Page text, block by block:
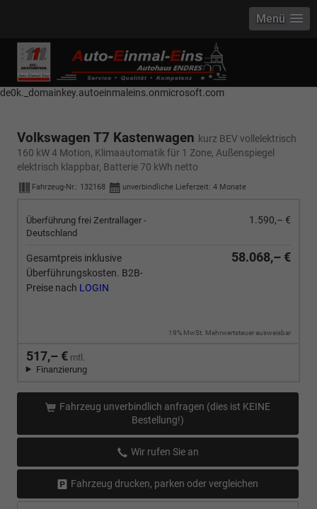
------------ Host Name : selector1._domainkey Points to address or value:
selector1-aee-de0k._domainkey.autoeinmaleins.onmicrosoft.com Host
Name : selector2._domainkey Points to address or value: selector2-aee-
de0k._domainkey.autoeinmaleins.onmicrosoft.com
Menü
Volkswagen T7 Kastenwagen kurz BEV vollelektrisch
160 kW 4 Motion, Klimaautomatik für 1 Zone, Außenspiegel
elektrisch klappbar, Batterie 70 kWh netto
Fahrzeug-Nr.: 132168 unverbindliche Lieferzeit: 4 Monate
Überführung frei Zentrallager -
Deutschland
1.590,– €
Gesamtpreis inklusive
Überführungskosten. B2B-
Preise nach LOGIN
58.068,– €
19% MwSt. Mehrwertsteuer ausweisbar
517,– € mtl.
Finanzierung
Fahrzeug unverbindlich anfragen (dies ist KEINE
Bestellung!)
Wir rufen Sie an
Fahrzeug drucken, parken oder vergleichen